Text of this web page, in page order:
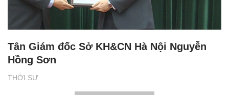
THỜI SỰ
Tân Giám đốc Sở KH&CN Hà Nội Nguyễn
Hồng Sơn